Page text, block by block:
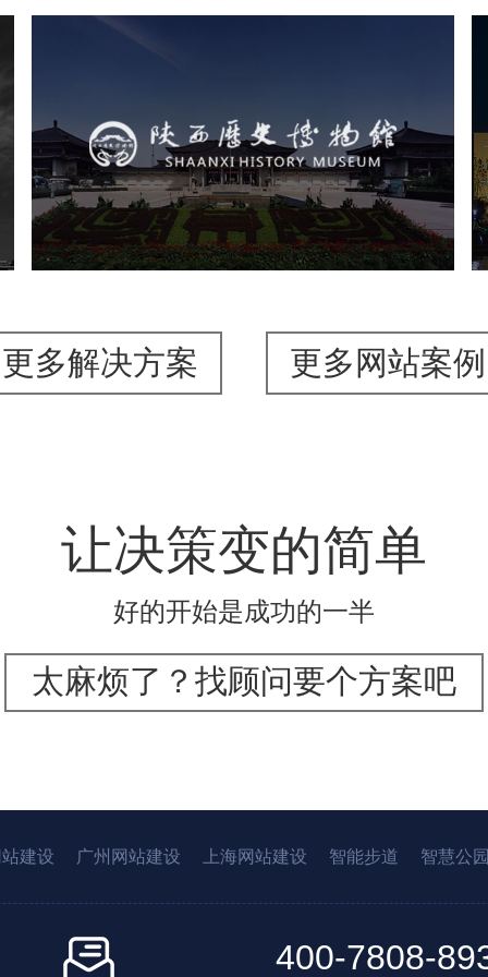
文化艺术 博物馆
智慧博物馆
博物馆网站建设
景区网站建设
更多解决方案 更多网站案例
让决策变的简单
好的开始是成功的一半
太麻烦了？找顾问要个方案吧
建设 广州网站建设 上海网站建设 智能步道 智慧公
400-7808-